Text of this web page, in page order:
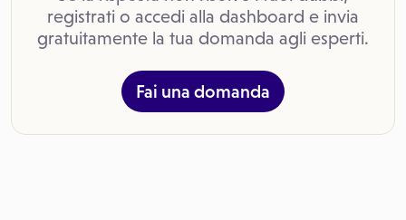
registrati o accedi alla dashboard e invia
gratuitamente la tua domanda agli esperti.
Fai una domanda